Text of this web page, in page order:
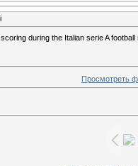
during the Italian serie A
Просмотреть